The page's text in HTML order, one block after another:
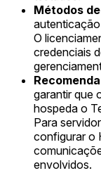
Métodos
O
credenciais
garantir que
hospeda o
Para
configurar o
envolvidos.